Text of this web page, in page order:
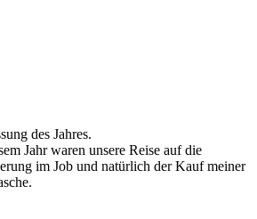
des Jahres.
Jahr waren unsere Reise auf die
im Job und natürlich der Kauf meiner